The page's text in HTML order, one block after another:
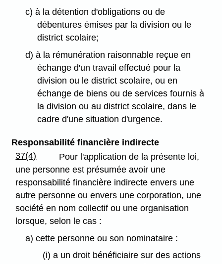
c) à la détention d'obligations ou de
débentures émises par la division ou le
district scolaire;
d) à la rémunération raisonnable reçue en
échange d'un travail effectué pour la
division ou le district scolaire, ou en
échange de biens ou de services fournis à
la division ou au district scolaire, dans le
cadre d'une situation d'urgence.
Responsabilité financière indirecte
37(4)
Pour l'application de la présente loi,
une personne est présumée avoir une
responsabilité financière indirecte envers une
autre personne ou envers une corporation, une
société en nom collectif ou une organisation
lorsque, selon le cas :
a) cette personne ou son nominataire :
(i) a un droit bénéficiaire sur des actions